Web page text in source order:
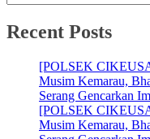
Recent Posts
[POLSEK
Musim Kemarau,
Serang Gencarkan
[POLSEK
Musim Kemarau,